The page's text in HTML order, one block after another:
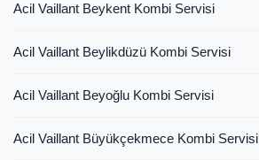
Acil Vaillant Beykent Kombi Servisi
Acil Vaillant Beylikdüzü Kombi Servisi
Acil Vaillant Beyoğlu Kombi Servisi
Acil Vaillant Büyükçekmece Kombi Servisi